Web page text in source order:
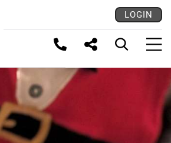
LOGIN
LINK KOPIEREN